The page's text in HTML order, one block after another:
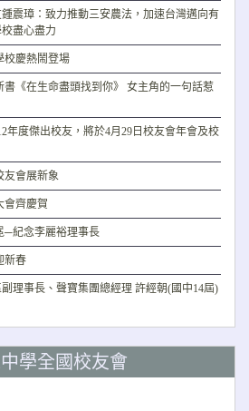
震璋：致力推動三安農法，加速台灣邁向有
盡心盡力
校慶熱鬧登場
《在生命盡頭找到你》 女主角的一句話惹
年度傑出校友，將於4月29日校友會年會及校
友會展新象
會齊慶賀
─紀念李麗裕理事長
新春
理事長、聲寶集團總經理 許經朝(國中14屆)
學全國校友會